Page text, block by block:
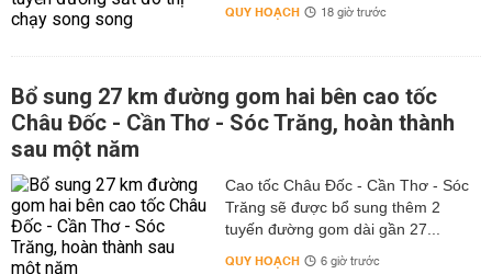
QUY HOẠCH 18 giờ trước
Bổ sung 27 km đường gom hai bên cao tốc
Châu Đốc - Cần Thơ - Sóc Trăng, hoàn thành
sau một năm
Cao tốc Châu Đốc - Cần Thơ - Sóc
Trăng sẽ được bổ sung thêm 2
tuyến đường gom dài gần 27...
QUY HOẠCH 6 giờ trước